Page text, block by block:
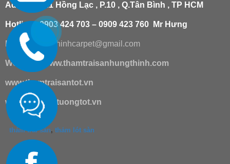
Add : 181/21 Hồng Lạc , P.10 , Q.Tân Bình , TP HCM
Hotline : 0903 424 703 – 0909 423 760 Mr Hưng
Email : hungthinhcarpet@gmail.com
Website: www.thamtraisanhungthinh.com
www.thamtraisantot.vn
www.giaydantuongtot.vn
thảm trải sàn, thảm lót sàn